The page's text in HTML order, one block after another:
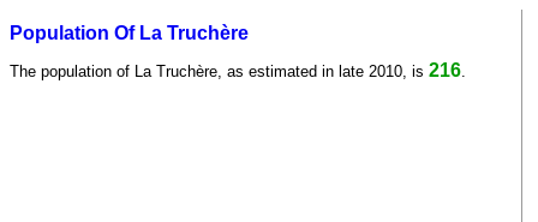
Population Of La Truchère
The population of La Truchère, as estimated in late 2010, is 216